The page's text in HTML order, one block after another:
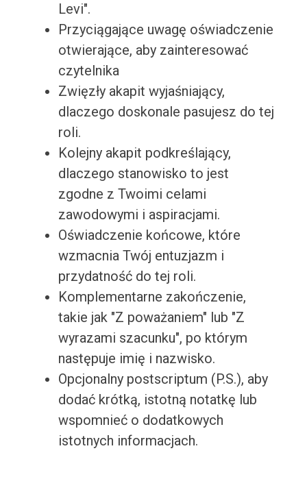
Levi".
Przyciągające uwagę oświadczenie
otwierające, aby zainteresować
czytelnika
Zwięzły akapit wyjaśniający,
dlaczego doskonale pasujesz do tej
roli.
Kolejny akapit podkreślający,
dlaczego stanowisko to jest
zgodne z Twoimi celami
zawodowymi i aspiracjami.
Oświadczenie końcowe, które
wzmacnia Twój entuzjazm i
przydatność do tej roli.
Komplementarne zakończenie,
takie jak "Z poważaniem" lub "Z
wyrazami szacunku", po którym
następuje imię i nazwisko.
Opcjonalny postscriptum (P.S.), aby
dodać krótką, istotną notatkę lub
wspomnieć o dodatkowych
istotnych informacjach.